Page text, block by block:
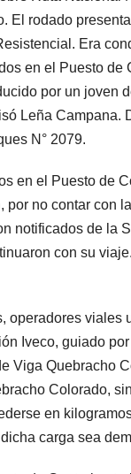
El rodado
Era
en el Puesto
por un joven
Leña
N° 2079.
en el Puesto de
por no contar con
notificados de la
con su
operadores
Iveco, guiado
Viga Quebracho
Colorado,
en
carga sea